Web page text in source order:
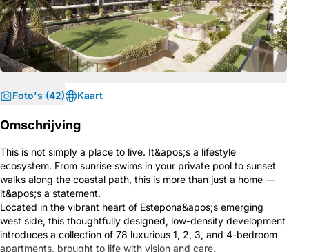
Foto's (42) Kaart
Omschrijving
This is not simply a place to live. It&apos;s a lifestyle
ecosystem. From sunrise swims in your private pool to sunset
walks along the coastal path, this is more than just a home —
it&apos;s a statement.
Located in the vibrant heart of Estepona&apos;s emerging
west side, this thoughtfully designed, low-density development
introduces a collection of 78 luxurious 1, 2, 3, and 4-bedroom
apartments, brought to life with vision and care.